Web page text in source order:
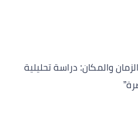
والمكان: دراسة تحليلية